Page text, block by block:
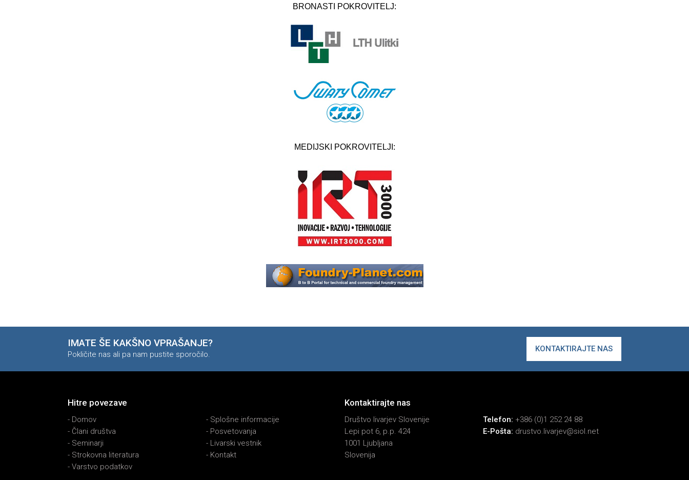
BRONASTI POKROVITELJ:
MEDIJSKI POKROVITELJI:
IMATE ŠE KAKŠNO VPRAŠANJE?
Pokličite nas ali pa nam pustite sporočilo.
KONTAKTIRAJTE NAS
Hitre povezave
- Domov - Splošne informacije
- Člani društva - Posvetovanja
- Seminarji - Livarski vestnik
- Strokovna literatura - Kontakt
- Varstvo podatkov
Kontaktirajte nas
Društvo livarjev Slovenije
Lepi pot 6, p.p. 424
1001 Ljubljana
Slovenija
Telefon: +386 (0)1 252 24 88
E-Pošta: drustvo.livarjev@siol.net